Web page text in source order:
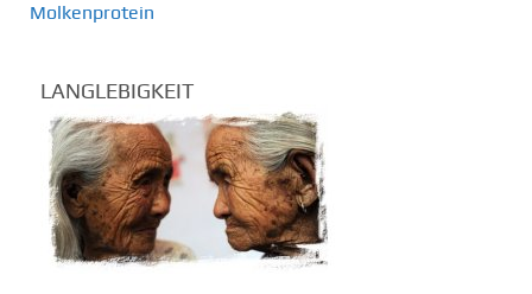
Molkenprotein
LANGLEBIGKEIT